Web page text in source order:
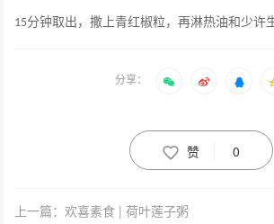
15分钟取出，撒上青红椒粒，再淋热油和少许
分享：
赞 0
上一篇：欢喜素食 | 荷叶莲子粥